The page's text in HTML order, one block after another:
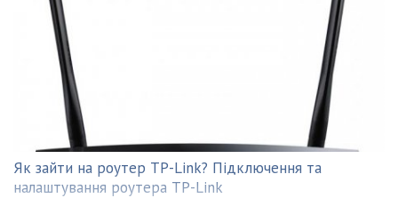
Як зайти на роутер TP-Link? Підключення та
налаштування роутера TP-Link